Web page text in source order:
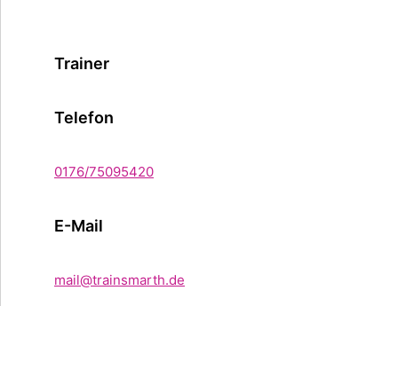
Trainer
Telefon
0176/75095420
E-Mail
mail@trainsmarth.de